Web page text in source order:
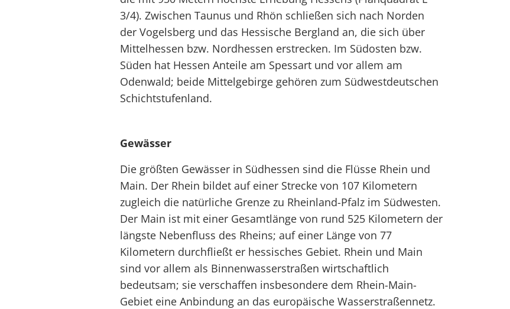
3/4). Zwischen Taunus und Rhön schließen sich nach Norden
der Vogelsberg und das Hessische Bergland an, die sich über
Mittelhessen bzw. Nordhessen erstrecken. Im Südosten bzw.
Süden hat Hessen Anteile am Spessart und vor allem am
Odenwald; beide Mittelgebirge gehören zum Südwestdeutschen
Schichtstufenland.
Gewässer
Die größten Gewässer in Südhessen sind die Flüsse Rhein und
Main. Der Rhein bildet auf einer Strecke von 107 Kilometern
zugleich die natürliche Grenze zu Rheinland-Pfalz im Südwesten.
Der Main ist mit einer Gesamtlänge von rund 525 Kilometern der
längste Nebenfluss des Rheins; auf einer Länge von 77
Kilometern durchfließt er hessisches Gebiet. Rhein und Main
sind vor allem als Binnenwasserstraßen wirtschaftlich
bedeutsam; sie verschaffen insbesondere dem Rhein-Main-
Gebiet eine Anbindung an das europäische Wasserstraßennetz.